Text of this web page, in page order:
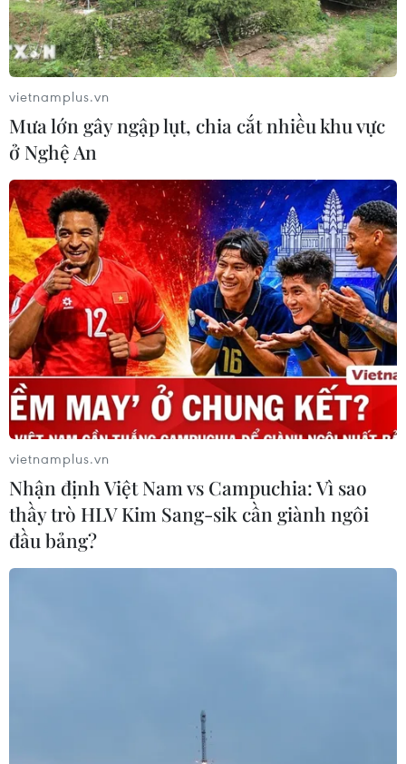
vietnamplus.vn
Mưa lớn gây ngập lụt, chia cắt nhiều khu vực
ở Nghệ An
vietnamplus.vn
Nhận định Việt Nam vs Campuchia: Vì sao
thầy trò HLV Kim Sang-sik cần giành ngôi
đầu bảng?